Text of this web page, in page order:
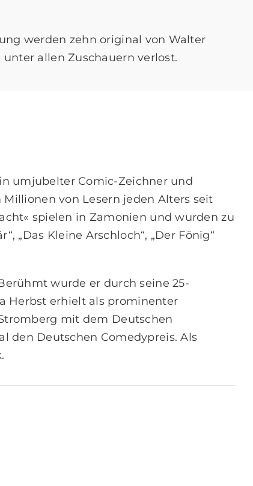
werden zehn original von Walter
allen Zuschauern verlost.
umjubelter Comic-Zeichner und
von Lesern jeden Alters seit
spielen in Zamonien und wurden zu
„Das Kleine Arschloch“, „Der Fönig“
wurde er durch seine 25-
Herbst erhielt als prominenter
mit dem Deutschen
den Deutschen Comedypreis. Als